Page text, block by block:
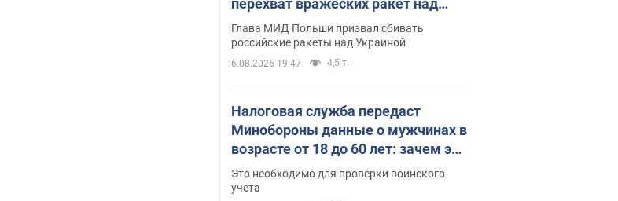
перехват вражеских ракет над
Украиной
Глава МИД Польши призвал сбивать
российские ракеты над Украиной
6.08.2026 19:47 4,5 т.
Налоговая служба передаст
Минобороны данные о мужчинах в
возрасте от 18 до 60 лет: зачем это
нужно
Это необходимо для проверки воинского
учета